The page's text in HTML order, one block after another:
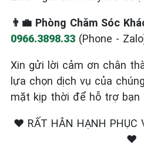
👨‍💼 Phòng Chăm Sóc
0966.3898.33 (Phone -
Xin gửi lời cảm ơn chân
lựa chọn dịch vụ của
mặt kịp thời để hỗ trợ bạn
❤️ RẤT HÂN HẠNH PHỤC
❤️